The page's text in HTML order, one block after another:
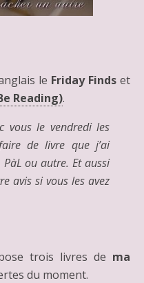
le Friday Finds et
Reading).
vous le vendredi les
de livre que j’ai
ou autre. Et aussi
avis si vous les avez
trois livres de ma
du moment.